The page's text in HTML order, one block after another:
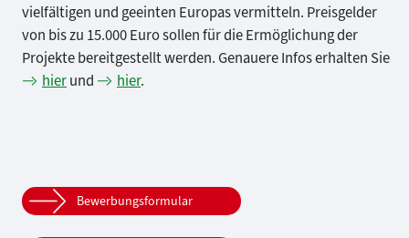
vielfältigen und geeinten Europas vermitteln. Preisgelder
von bis zu 15.000 Euro sollen für die Ermöglichung der
Projekte bereitgestellt werden. Genauere Infos erhalten Sie
hierund hier.
Bewerbungsformular